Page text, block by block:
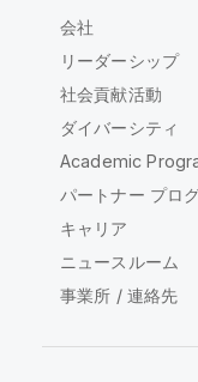
会社
リーダーシップ
社会貢献活動
ダイバーシティ
Academic
パートナー プロ
キャリア
ニュースルーム
事業所 / 連絡先